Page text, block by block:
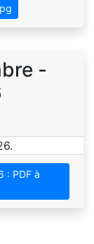
-
: PDF à